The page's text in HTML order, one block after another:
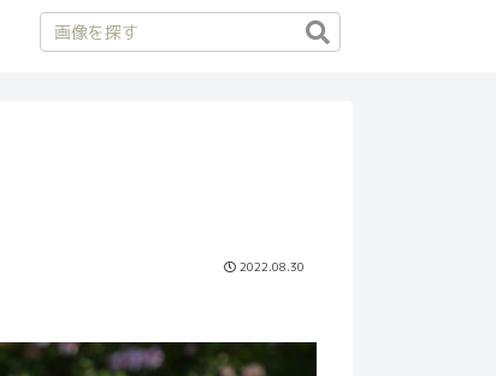
2022.08.30